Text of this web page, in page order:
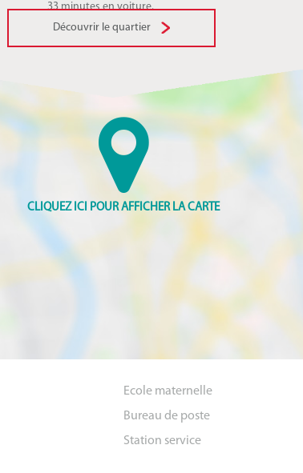
33 minutes en voiture.
Découvrir le quartier
Ecole maternelle
Bureau de poste
Station service